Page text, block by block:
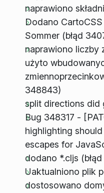
naprawiono
Dodano
Sommer (błąd
naprawiono liczby
użyto
348843)
split directions did
Bug 348317 -
highlighting
escapes for
dodano *.cljs
Uaktualniono plik
dostosowano